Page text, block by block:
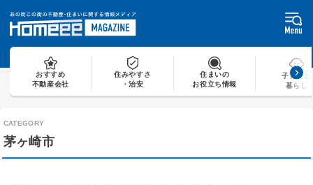
おすすめ
不動産会社
住みやすさ
・治安
住まいの
お役立ち情報
子育てと
暮らし
茅ヶ崎市